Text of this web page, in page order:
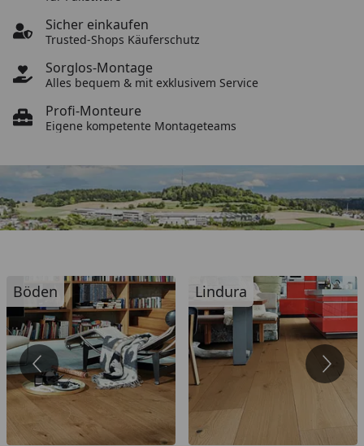
Sicher einkaufen
Sicher einkaufen
Trusted-Shops Käuferschutz
Sorglos-Montage
Sorglos-Montage
Alles bequem & mit exklusivem Service
Profi-Monteure
Profi-Monteure
Eigene kompetente Montageteams
Böden Lindura